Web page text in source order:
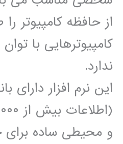
از حافظه کامپيوتر
کامپيوترھايی با توان
ندارد.
اين نرم افزار دارای
و محيطی ساده برای